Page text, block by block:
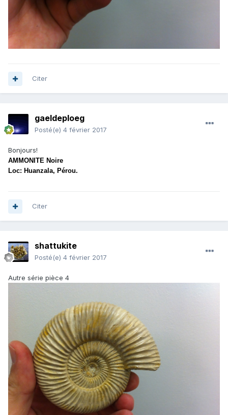
Citer
gaeldeploeg
Posté(e) 4 février 2017
Bonjours!
AMMONITE Noire
Loc: Huanzala, Pérou.
Citer
shattukite
Posté(e) 4 février 2017
Autre série pièce 4